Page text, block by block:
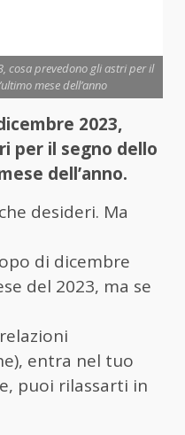
cosa prevedono gli astri per il
mese dell’anno
2023,
per il segno dello
dell’anno.
desideri. Ma
di dicembre
del 2023, ma se
entra nel tuo
puoi rilassarti in